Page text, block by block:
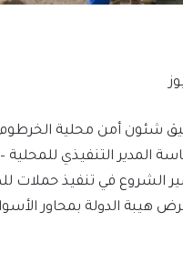
شئون أمن محلية الخرطوم
المدير التنفيذي للمحلية
الشروع في تنفيذ حملات
هيبة الدولة بمحاور